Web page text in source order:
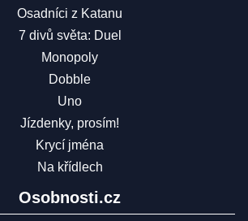
Osadníci z Katanu
7 divů světa: Duel
Monopoly
Dobble
Uno
Jízdenky, prosím!
Krycí jména
Na křídlech
Osobnosti.cz